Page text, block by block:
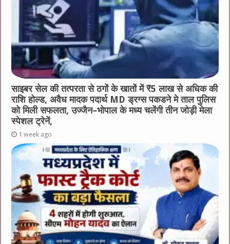
साइबर सेल की तत्परता से ठगों के खातों में ₹5 लाख से अधिक की
राशि होल्ड, अवैध मादक पदार्थ MD ड्रग्स पकडने मे ताल पुलिस
को मिली सफलता, उज्जैन–भोपाल के मध्य चलेंगी तीन जोड़ी मेला
स्पेशल ट्रेनें,
1 week ago